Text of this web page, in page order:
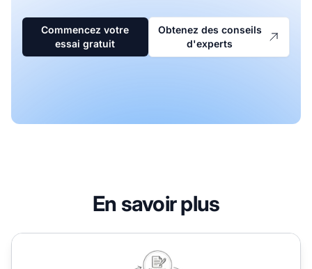
Commencez votre
essai gratuit
Obtenez des conseils
d'experts
En savoir plus
Que vais-je apprendre grâce aux cours gratuits de